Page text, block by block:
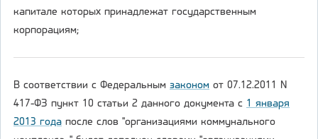
капитале которых принадлежат государственным
корпорациям;
В соответствии с Федеральным законом от 07.12.2011 N
417-ФЗ пункт 10 статьи 2 данного документа с 1 января
2013 года после слов "организациями коммунального